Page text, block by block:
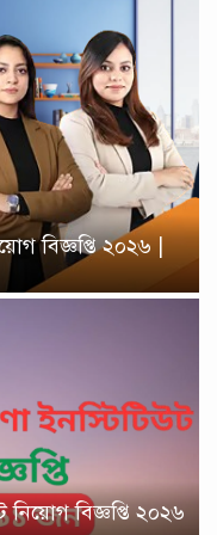
বিজ্ঞপ্তি ২০২৬ |
নিয়োগ বিজ্ঞপ্তি ২০২৬